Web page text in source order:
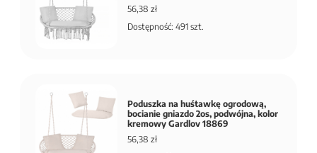
56,38 zł
Dostępność: 491 szt.
Poduszka na huśtawkę ogrodową,
bocianie gniazdo 2os, podwójna, kolor
kremowy Gardlov 18869
56,38 zł